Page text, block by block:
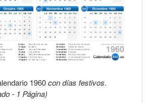
1960con días festivos.
- 1 Página)